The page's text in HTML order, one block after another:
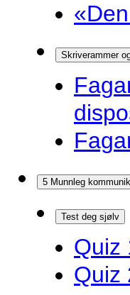
Skriverammer
5 Munnleg
Test deg sjølv
Quiz
Quiz